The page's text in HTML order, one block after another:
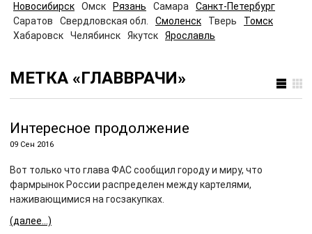
Новосибирск
Омск Рязань Самара
Санкт-Петербург
Саратов
Свердловская обл. Смоленск Тверь
Томск
Хабаровск
Челябинск Якутск Ярославль
МЕТКА «ГЛАВВРАЧИ»
Интересное продолжение
09 Сен 2016
Вот только что глава ФАС сообщил городу и миру, что
фармрынок России распределен между картелями,
наживающимися на госзакупках.
(далее…)